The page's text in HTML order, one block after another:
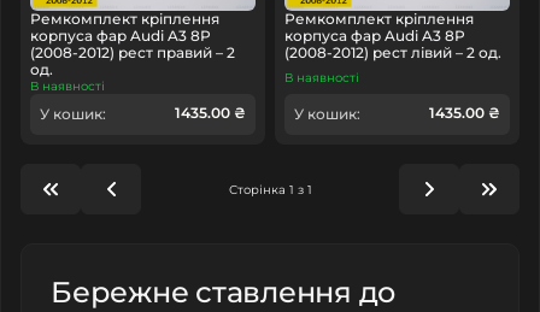
Ремкомплект кріплення
корпуса фар Audi A3 8P
(2008-2012) рест правий – 2
од.
В наявності
У кошик: 1435.00 ₴
Ремкомплект кріплення
корпуса фар Audi A3 8P
(2008-2012) рест лівий – 2 од.
В наявності
У кошик: 1435.00 ₴
Сторінка 1 з 1
Бережне ставлення до